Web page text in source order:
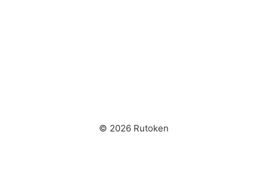
© 2026 Rutoken